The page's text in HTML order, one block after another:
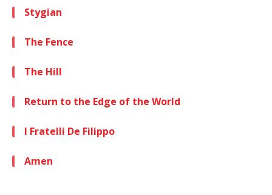
Stygian
The Fence
The Hill
Return to the Edge of the World
I Fratelli De Filippo
Amen